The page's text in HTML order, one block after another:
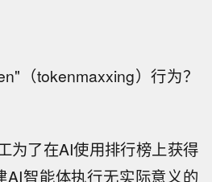
（tokenmaxxing）行为？
为了在AI使用排行榜上获得
AI智能体执行无实际意义的